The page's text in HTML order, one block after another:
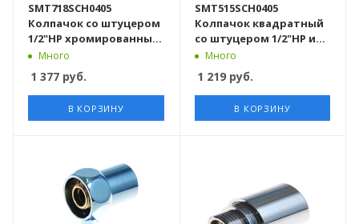
SMT718SCH0405
Колпачок со штуцером
1/2"НР хромированный
40пар/кор
Много
1 377 руб.
В КОРЗИНУ
SMT515SCH0405
Колпачок квадратный
со штуцером 1/2"НР и
воздух хром 40пар/кор
Много
1 219руб.
В КОРЗИНУ